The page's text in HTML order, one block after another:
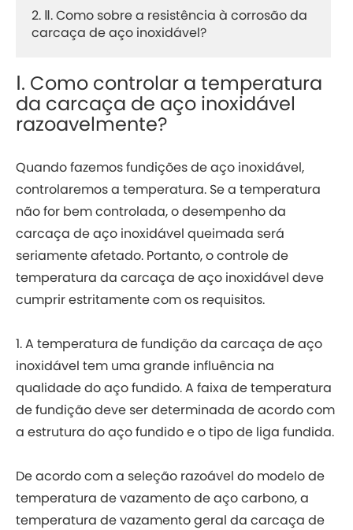
2. Ⅱ. Como sobre a resistência à corrosão da
carcaça de aço inoxidável?
Ⅰ. Como controlar a temperatura
da carcaça de aço inoxidável
razoavelmente?
Quando fazemos fundições de aço inoxidável,
controlaremos a temperatura. Se a temperatura
não for bem controlada, o desempenho da
carcaça de aço inoxidável queimada será
seriamente afetado. Portanto, o controle de
temperatura da carcaça de aço inoxidável deve
cumprir estritamente com os requisitos.
1. A temperatura de fundição da carcaça de aço
inoxidável tem uma grande influência na
qualidade do aço fundido. A faixa de temperatura
de fundição deve ser determinada de acordo com
a estrutura do aço fundido e o tipo de liga fundida.
De acordo com a seleção razoável do modelo de
temperatura de vazamento de aço carbono, a
temperatura de vazamento geral da carcaça de